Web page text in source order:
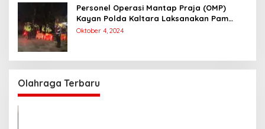
Personel Operasi Mantap Praja (OMP)
Kayan Polda Kaltara Laksanakan Pam
Kampanye Paslon Gubernur dan Wakil
Oktober 4, 2024
Olahraga Terbaru